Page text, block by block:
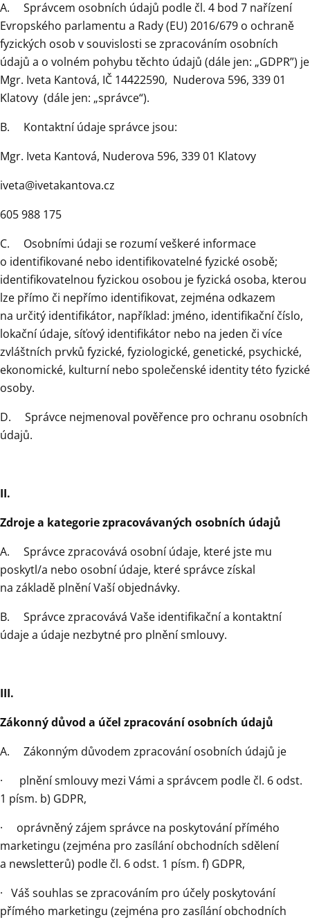
A. Správcem osobních údajů podle čl. 4 bod 7 nařízení
Evropského parlamentu a Rady (EU) 2016/679 o ochraně
fyzických osob v souvislosti se zpracováním osobních
údajů a o volném pohybu těchto údajů (dále jen: „GDPR”) je
Mgr. Iveta Kantová, IČ 14422590, Nuderova 596, 339 01
Klatovy (dále jen: „správce“).
B. Kontaktní údaje správce jsou:
Mgr. Iveta Kantová, Nuderova 596, 339 01 Klatovy
iveta@ivetakantova.cz
605 988 175
C. Osobními údaji se rozumí veškeré informace
o identifikované nebo identifikovatelné fyzické osobě;
identifikovatelnou fyzickou osobou je fyzická osoba, kterou
lze přímo či nepřímo identifikovat, zejména odkazem
na určitý identifikátor, například: jméno, identifikační číslo,
lokační údaje, síťový identifikátor nebo na jeden či více
zvláštních prvků fyzické, fyziologické, genetické, psychické,
ekonomické, kulturní nebo společenské identity této fyzické
osoby.
D. Správce nejmenoval pověřence pro ochranu osobních
údajů.
II.
Zdroje a kategorie zpracovávaných osobních údajů
A. Správce zpracovává osobní údaje, které jste mu
poskytl/a nebo osobní údaje, které správce získal
na základě plnění Vaší objednávky.
B. Správce zpracovává Vaše identifikační a kontaktní
údaje a údaje nezbytné pro plnění smlouvy.
III.
Zákonný důvod a účel zpracování osobních údajů
A. Zákonným důvodem zpracování osobních údajů je
· plnění smlouvy mezi Vámi a správcem podle čl. 6 odst.
1 písm. b) GDPR,
· oprávněný zájem správce na poskytování přímého
marketingu (zejména pro zasílání obchodních sdělení
a newsletterů) podle čl. 6 odst. 1 písm. f) GDPR,
· Váš souhlas se zpracováním pro účely poskytování
přímého marketingu (zejména pro zasílání obchodních